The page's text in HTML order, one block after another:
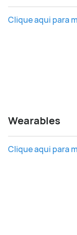
Clique aqui para
Wearables
Clique aqui para